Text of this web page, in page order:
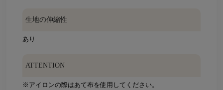
生地の伸縮性
あり
ATTENTION
※アイロンの際はあて布を使用してください。